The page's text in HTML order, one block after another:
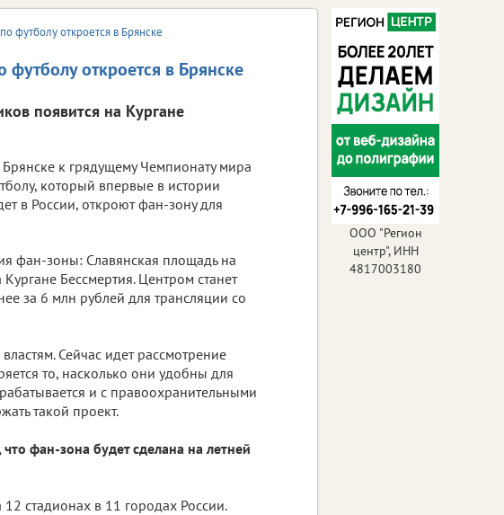
футболу откроется в Брянске
откроется в Брянске
появится на Кургане
Брянске к грядущему Чемпионату мира
который впервые в истории
в России, откроют фан-зону для
фан-зоны: Славянская площадь на
Бессмертия. Центром станет
за 6 млн рублей для трансляции со
Сейчас идет рассмотрение
то, насколько они удобны для
и с правоохранительными
такой проект.
фан-зона будет сделана на летней
стадионах в 11 городах России.
ООО "Регион
центр", ИНН
4817003180